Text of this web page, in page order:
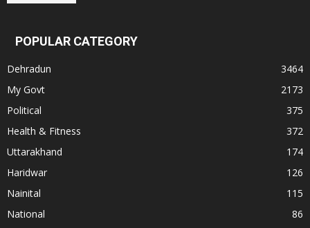
POPULAR CATEGORY
Dehradun
3464
My Govt
2173
Political
375
Health & Fitness
372
Uttarakhand
174
Haridwar
126
Nainital
115
National
86